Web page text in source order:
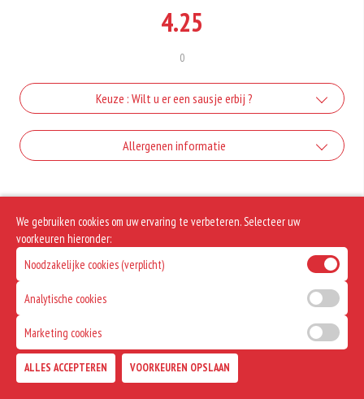
4.25
0
Keuze : Wilt u er een sausje erbij ?
Mayonaise
curry
ketchup
+€0.50
Samurai
Allergenen informatie
We gebruiken cookies om uw ervaring te verbeteren. Selecteer uw
voorkeuren hieronder:
Noodzakelijke cookies (verplicht)
Analytische cookies
Marketing cookies
ALLES ACCEPTEREN VOORKEUREN OPSLAAN